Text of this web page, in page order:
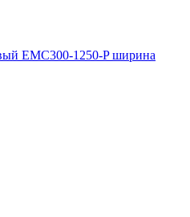
EMC300-1250-P ширина